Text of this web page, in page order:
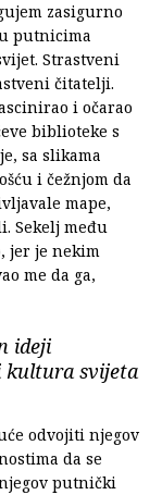
zasigurno
putnicima
Strastveni
čitatelji.
i očarao
biblioteke s
sa slikama
i čežnjom da
mape,
Sekelj među
jer je nekim
me da ga,
ideji
kultura svijeta
odvojiti njegov
da se
putnički